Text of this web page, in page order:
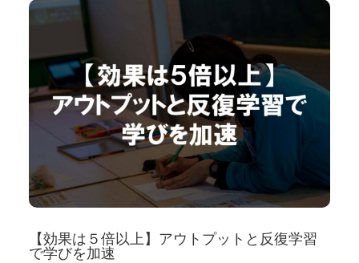
【効果は５倍以上】アウトプットと反復学習
で学びを加速